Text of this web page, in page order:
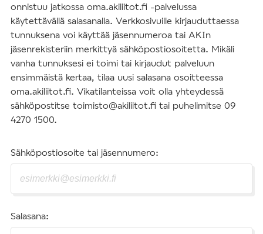
onnistuu jatkossa oma.akiliitot.fi -palvelussa
käytettävällä salasanalla. Verkkosivuille kirjauduttaessa
tunnuksena voi käyttää jäsennumeroa tai AKIn
jäsenrekisteriin merkittyä sähköpostiosoitetta. Mikäli
vanha tunnuksesi ei toimi tai kirjaudut palveluun
ensimmäistä kertaa, tilaa uusi salasana osoitteessa
oma.akiliitot.fi. Vikatilanteissa voit olla yhteydessä
sähköpostitse toimisto@akiliitot.fi tai puhelimitse 09
4270 1500.
Sähköpostiosoite tai jäsennumero:
Salasana: